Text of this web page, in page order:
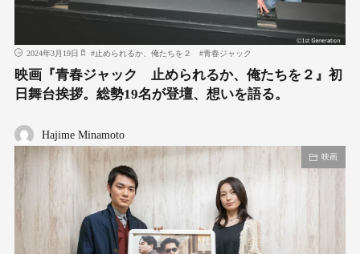
2024年3月19日 #止められるか、俺たちを２ #青春ジャック
映画『青春ジャック 止められるか、俺たちを２』初
日舞台挨拶。総勢19名が登壇、想いを語る。
Hajime Minamoto
映画